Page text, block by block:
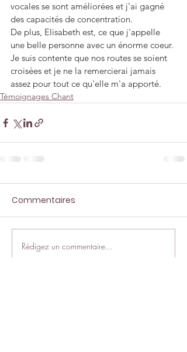
vocales se sont améliorées et j'ai gagné
des capacités de concentration.
De plus, Elisabeth est, ce que j'appelle
une belle personne avec un énorme coeur.
Je suis contente que nos routes se soient
croisées et je ne la remercierai jamais
assez pour tout ce qu'elle m'a apporté.
Témoignages Chant
Commentaires
Rédigez un commentaire...